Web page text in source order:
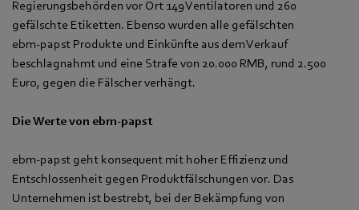
Regierungsbehörden vor Ort 149 Ventilatoren und 260
gefälschte Etiketten. Ebenso wurden alle gefälschten
ebm‑papst Produkte und Einkünfte aus dem Verkauf
beschlagnahmt und eine Strafe von 20.000 RMB, rund 2.500
Euro, gegen die Fälscher verhängt.
Die Werte von ebm‑papst
ebm‑papst geht konsequent mit hoher Effizienz und
Entschlossenheit gegen Produktfälschungen vor. Das
Unternehmen ist bestrebt, bei der Bekämpfung von